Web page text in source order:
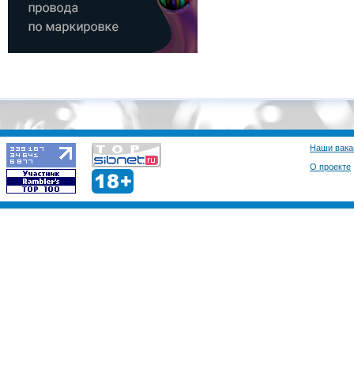
Наши
О проекте